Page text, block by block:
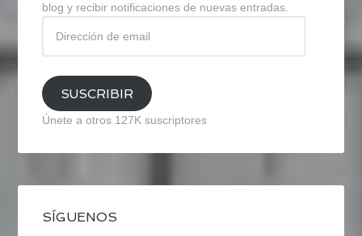
blog y recibir notificaciones de nuevas entradas.
email
SUSCRIBIR
Únete a otros 127K suscriptores
SÍGUENOS